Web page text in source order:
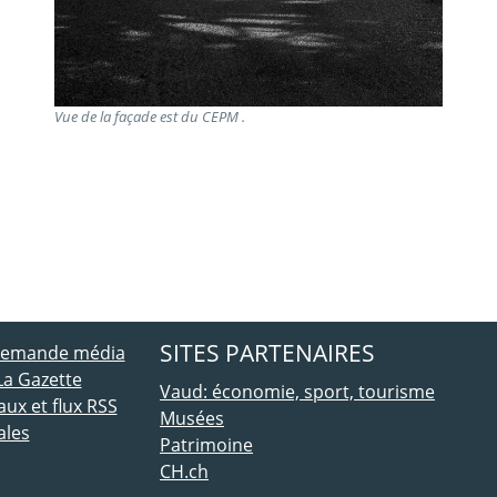
Vue de la façade est du CEPM .
média
Gazette
et flux RSS
SITES PARTENAIRES
Vaud: économie, sport, tourisme
Musées
Patrimoine
CH.ch